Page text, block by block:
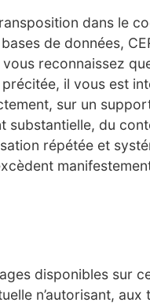
dans le
de données,
reconnaissez
il vous est
sur un
du
répétée et
disponibles sur
n’autorisant, aux